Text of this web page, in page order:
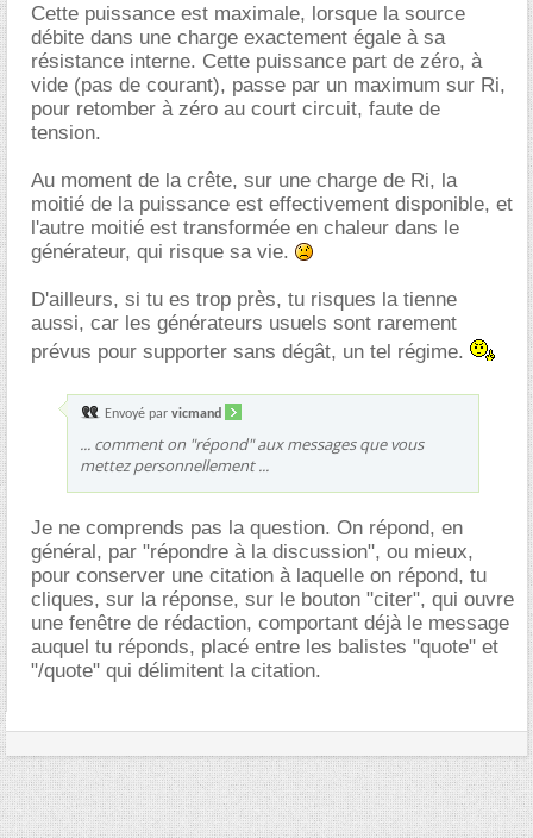
Cette puissance est maximale, lorsque la source
débite dans une charge exactement égale à sa
résistance interne. Cette puissance part de zéro, à
vide (pas de courant), passe par un maximum sur Ri,
pour retomber à zéro au court circuit, faute de
tension.
Au moment de la crête, sur une charge de Ri, la
moitié de la puissance est effectivement disponible, et
l'autre moitié est transformée en chaleur dans le
générateur, qui risque sa vie.
D'ailleurs, si tu es trop près, tu risques la tienne
aussi, car les générateurs usuels sont rarement
prévus pour supporter sans dégât, un tel régime.
Envoyé par vicmand
... comment on "répond" aux messages que vous
mettez personnellement ...
Je ne comprends pas la question. On répond, en
général, par "répondre à la discussion", ou mieux,
pour conserver une citation à laquelle on répond, tu
cliques, sur la réponse, sur le bouton "citer", qui ouvre
une fenêtre de rédaction, comportant déjà le message
auquel tu réponds, placé entre les balistes "quote" et
"/quote" qui délimitent la citation.